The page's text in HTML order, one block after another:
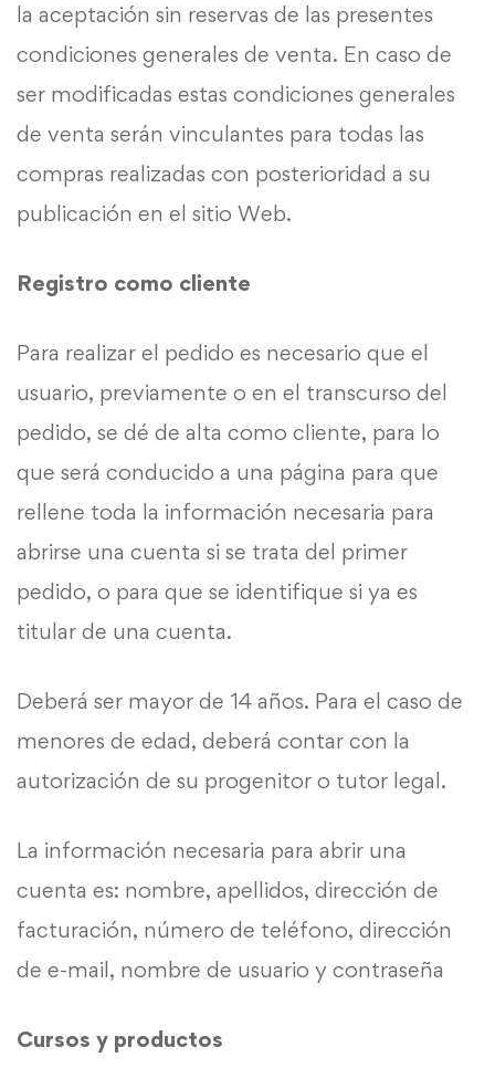
la aceptación sin reservas de las presentes
condiciones generales de venta. En caso de
ser modificadas estas condiciones generales
de venta serán vinculantes para todas las
compras realizadas con posterioridad a su
publicación en el sitio Web.
Registro como cliente
Para realizar el pedido es necesario que el
usuario, previamente o en el transcurso del
pedido, se dé de alta como cliente, para lo
que será conducido a una página para que
rellene toda la información necesaria para
abrirse una cuenta si se trata del primer
pedido, o para que se identifique si ya es
titular de una cuenta.
Deberá ser mayor de 14 años. Para el caso de
menores de edad, deberá contar con la
autorización de su progenitor o tutor legal.
La información necesaria para abrir una
cuenta es: nombre, apellidos, dirección de
facturación, número de teléfono, dirección
de e-mail, nombre de usuario y contraseña
Cursos y productos